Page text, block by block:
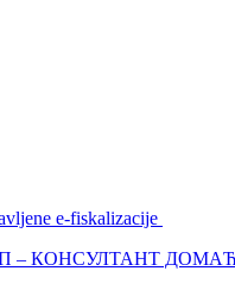
e-fiskalizacije
– КОНСУЛТАНТ